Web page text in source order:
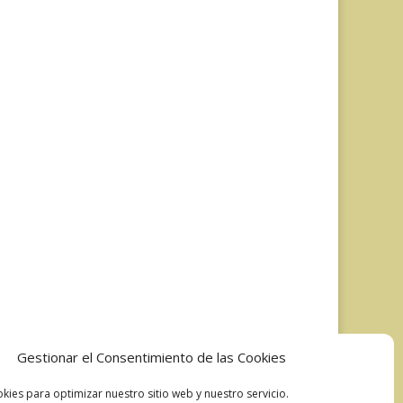
Gestionar el Consentimiento de las Cookies
para optimizar nuestro sitio web y nuestro servicio.